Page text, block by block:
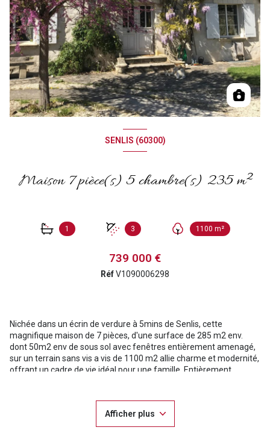
SENLIS (60300)
Maison 7 pièce(s) 5 chambre(s) 235 m²
1 3 1100 m²
739 000 €
RéfV1090006298
Nichée dans un écrin de verdure à 5mins de Senlis, cette
magnifique maison de 7 pièces, d'une surface de 285 m2 env.
dont 50m2 env de sous sol avec fenêtres entièrement amenagé,
sur un terrain sans vis a vis de 1100 m2 allie charme et modernité,
offrant un cadre de vie idéal pour une famille. Entièrement
Au rez-de-chaussée : Une entrée accueillante avec salle d'eau et
WC, une grande et lumineuse cuisine dînatoire équipée avec
cellier, offrant un accès direct au jardin, un salon et salle à manger
Afficher plus